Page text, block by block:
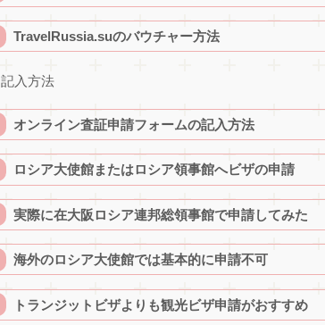
TravelRussia.suのバウチャー方法
記入方法
オンライン査証申請フォームの記入方法
ロシア大使館またはロシア領事館へビザの申請
実際に在大阪ロシア連邦総領事館で申請してみた
海外のロシア大使館では基本的に申請不可
トランジットビザよりも観光ビザ申請がおすすめ